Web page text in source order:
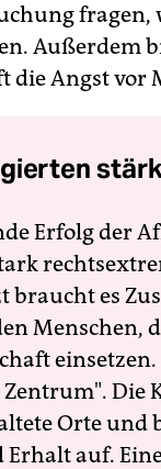
fragen,
Außerdem
die Angst
Erfolg der
braucht es
Menschen,
Die
Orte und
Erhalt auf.